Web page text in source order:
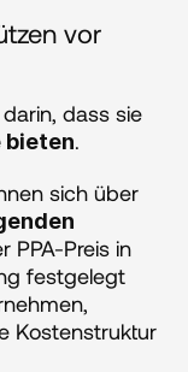
vor
dass sie
.
sich über
PPA-Preis in
festgelegt
Kostenstruktur